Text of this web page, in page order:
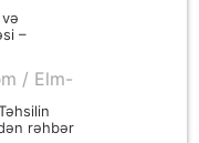
–
/ Elm-
rəhbər